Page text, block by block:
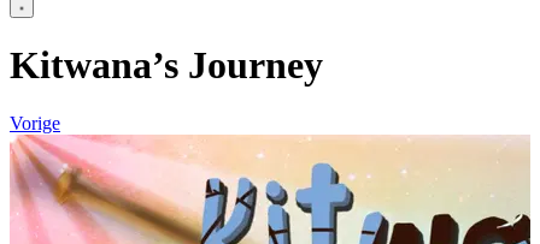
Kitwana’s Journey
Vorige